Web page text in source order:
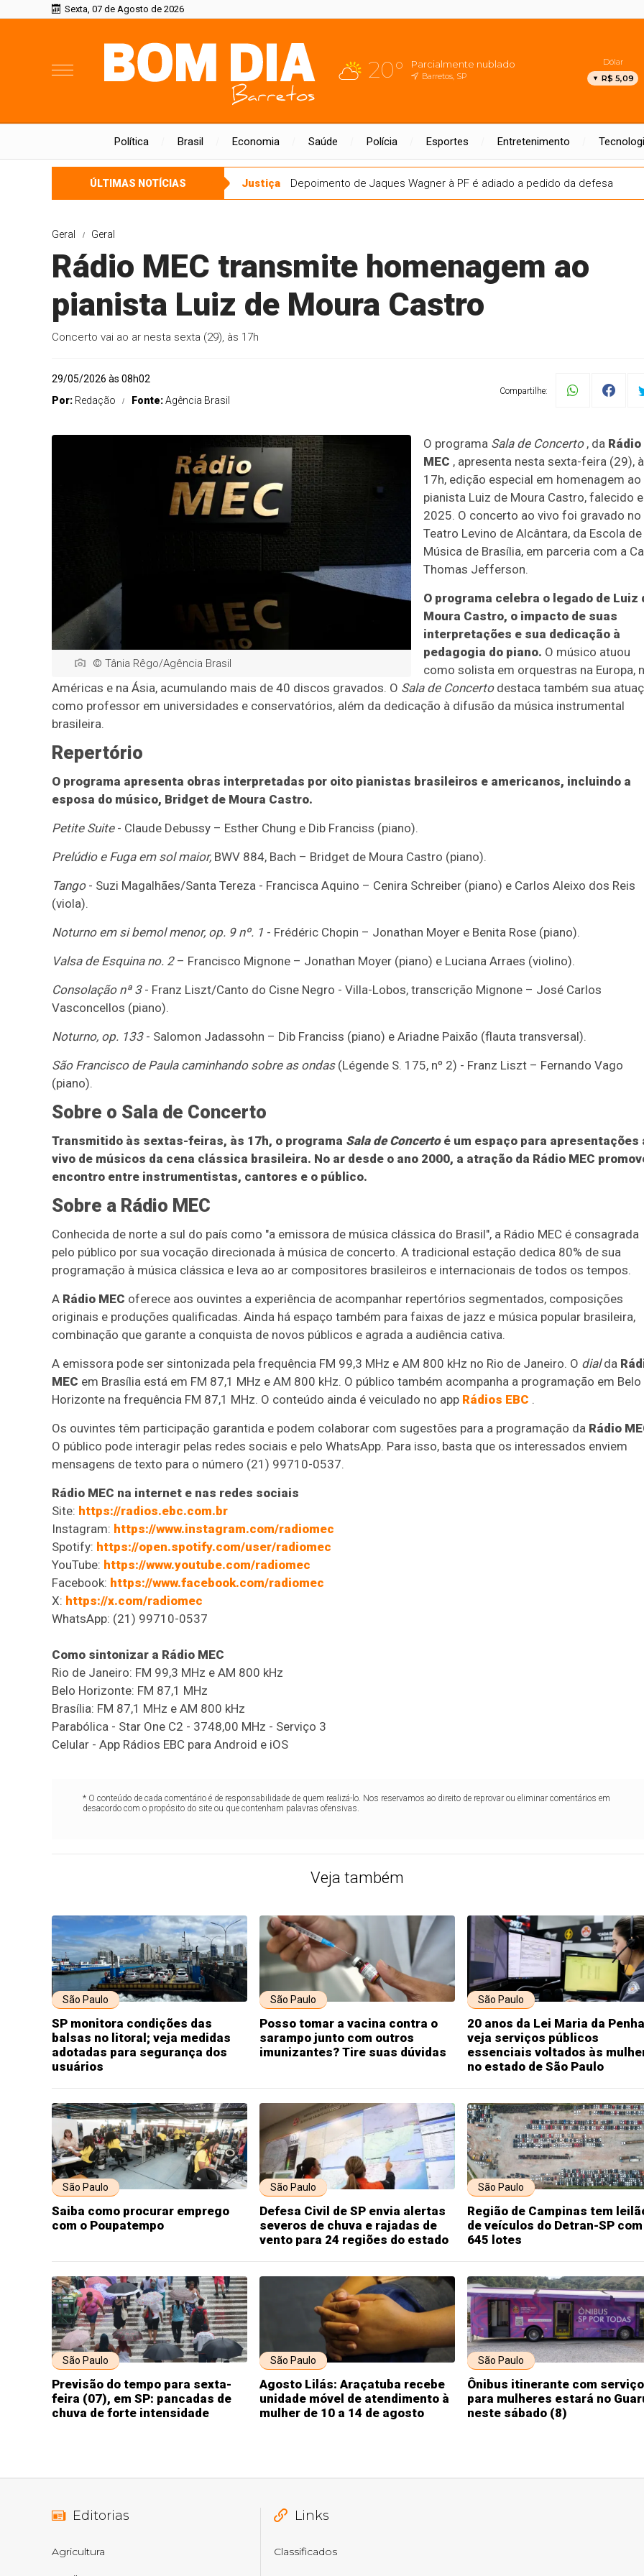
Sexta, 07 de Agosto de 2026
20° Parcialmente nublado
Barretos, SP
Dólar
R$ 5,09
Política Brasil Economia Saúde Polícia Esportes Entretenimento
ÚLTIMAS NOTÍCIAS Justiça Depoimento de Jaques Wagner à PF é adiado a pedido da defesa
Geral Geral
Rádio MEC transmite homenagem ao
pianista Luiz de Moura Castro
Concerto vai ao ar nesta sexta (29), às 17h
29/05/2026 às 08h02
Por: Redação Fonte:Agência Brasil
Compartilhe:
© Tânia Rêgo/Agência Brasil
O programa Sala de Concerto, da Rádio
MEC , apresenta nesta sexta-feira (29),
17h, edição especial em homenagem ao
pianista Luiz de Moura Castro, falecido
2025. O concerto ao vivo foi gravado no
Teatro Levino de Alcântara, da Escola de
Música de Brasília, em parceria com a
Thomas Jefferson.
O programa celebra o legado de Luiz
Moura Castro, o impacto de suas
interpretações e sua dedicação à
pedagogia do piano. O músico atuou
como solista em orquestras na Europa,
Américas e na Ásia, acumulando mais de 40 discos gravados. O Sala de Concertodestaca também sua
como professor em universidades e conservatórios, além da dedicação à difusão da música instrumental
brasileira.
Repertório
O programa apresenta obras interpretadas por oito pianistas brasileiros e americanos, incluindo a
esposa do músico, Bridget de Moura Castro.
Petite Suite- Claude Debussy – Esther Chung e Dib Franciss (piano).
Prelúdio e Fuga em sol maior, BWV 884, Bach – Bridget de Moura Castro (piano).
Tango- Suzi Magalhães/Santa Tereza - Francisca Aquino – Cenira Schreiber (piano) e Carlos Aleixo dos Reis
(viola).
Noturno em si bemol menor, op. 9 nº. 1 - Frédéric Chopin – Jonathan Moyer e Benita Rose (piano).
Valsa de Esquina no. 2– Francisco Mignone – Jonathan Moyer (piano) e Luciana Arraes (violino).
Consolação nª 3- Franz Liszt/Canto do Cisne Negro - Villa-Lobos, transcrição Mignone – José Carlos
Vasconcellos (piano).
Noturno, op. 133- Salomon Jadassohn – Dib Franciss (piano) e Ariadne Paixão (flauta transversal).
São Francisco de Paula caminhando sobre as ondas(Légende S. 175, nº 2) - Franz Liszt – Fernando Vago
(piano).
Sobre o Sala de Concerto
Transmitido às sextas-feiras, às 17h, o programa Sala de Concertoé um espaço para apresentações
vivo de músicos da cena clássica brasileira. No ar desde o ano 2000, a atração da Rádio MEC
encontro entre instrumentistas, cantores e o público.
Sobre a Rádio MEC
Conhecida de norte a sul do país como "a emissora de música clássica do Brasil", a Rádio MEC é consagrada
pelo público por sua vocação direcionada à música de concerto. A tradicional estação dedica 80% de sua
programação à música clássica e leva ao ar compositores brasileiros e internacionais de todos os tempos.
A Rádio MEC oferece aos ouvintes a experiência de acompanhar repertórios segmentados, composições
originais e produções qualificadas. Ainda há espaço também para faixas de jazz e música popular brasileira,
combinação que garante a conquista de novos públicos e agrada a audiência cativa.
A emissora pode ser sintonizada pela frequência FM 99,3 MHz e AM 800 kHz no Rio de Janeiro. O dialda
MEC em Brasília está em FM 87,1 MHz e AM 800 kHz. O público também acompanha a programação em Belo
Horizonte na frequência FM 87,1 MHz. O conteúdo ainda é veiculado no app Rádios EBC .
Os ouvintes têm participação garantida e podem colaborar com sugestões para a programação da Rádio
O público pode interagir pelas redes sociais e pelo WhatsApp. Para isso, basta que os interessados enviem
mensagens de texto para o número (21) 99710-0537.
Rádio MEC na internet e nas redes sociais
Site: https://radios.ebc.com.br
Instagram: https://www.instagram.com/radiomec
Spotify: https://open.spotify.com/user/radiomec
YouTube: https://www.youtube.com/radiomec
Facebook: https://www.facebook.com/radiomec
X: https://x.com/radiomec
WhatsApp: (21) 99710-0537
Como sintonizar a Rádio MEC
Rio de Janeiro: FM 99,3 MHz e AM 800 kHz
Belo Horizonte: FM 87,1 MHz
Brasília: FM 87,1 MHz e AM 800 kHz
Parabólica - Star One C2 - 3748,00 MHz - Serviço 3
Celular - App Rádios EBC para Android e iOS
* O conteúdo de cada comentário é de responsabilidade de quem realizá-lo. Nos reservamos ao direito de reprovar ou eliminar comentários em
desacordo com o propósito do site ou que contenham palavras ofensivas.
Veja também
São Paulo
SP monitora condições das
balsas no litoral; veja medidas
adotadas para segurança dos
usuários
São Paulo
Posso tomar a vacina contra o
sarampo junto com outros
imunizantes? Tire suas dúvidas
São Paulo
20 anos da Lei Maria da
veja serviços públicos
essenciais voltados às
no estado de São Paulo
São Paulo
Saiba como procurar emprego
com o Poupatempo
São Paulo
Defesa Civil de SP envia alertas
severos de chuva e rajadas de
vento para 24 regiões do estado
São Paulo
Região de Campinas tem
de veículos do Detran-SP com
645 lotes
São Paulo
Previsão do tempo para sexta-
feira (07), em SP: pancadas de
chuva de forte intensidade
São Paulo
Agosto Lilás: Araçatuba recebe
unidade móvel de atendimento à
mulher de 10 a 14 de agosto
São Paulo
Ônibus itinerante com
para mulheres estará no
neste sábado (8)
Editorias
Agricultura
Links
Classificados